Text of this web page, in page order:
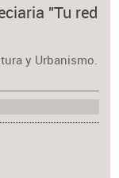
"Tu red
y Urbanismo.